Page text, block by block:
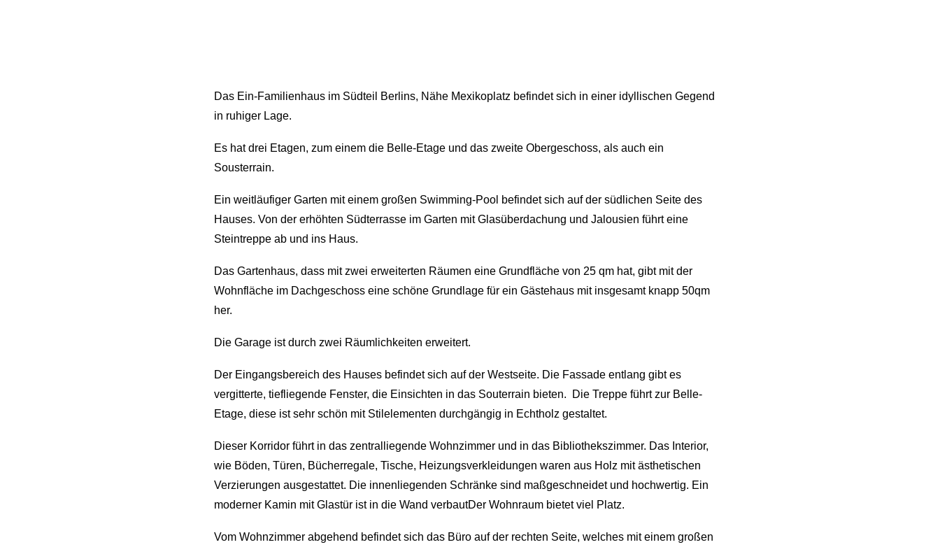
Das Ein-Familienhaus im Südteil Berlins, Nähe Mexikoplatz befindet sich in einer idyllischen Gegend
in ruhiger Lage.
Es hat drei Etagen, zum einem die Belle-Etage und das zweite Obergeschoss, als auch ein
Sousterrain.
Ein weitläufiger Garten mit einem großen Swimming-Pool befindet sich auf der südlichen Seite des
Hauses. Von der erhöhten Südterrasse im Garten mit Glasüberdachung und Jalousien führt eine
Steintreppe ab und ins Haus.
Das Gartenhaus, dass mit zwei erweiterten Räumen eine Grundfläche von 25 qm hat, gibt mit der
Wohnfläche im Dachgeschoss eine schöne Grundlage für ein Gästehaus mit insgesamt knapp 50qm
her.
Die Garage ist durch zwei Räumlichkeiten erweitert.
Der Eingangsbereich des Hauses befindet sich auf der Westseite. Die Fassade entlang gibt es
vergitterte, tiefliegende Fenster, die Einsichten in das Souterrain bieten.
Die Treppe führt zur Belle-
Etage, diese ist sehr schön mit Stilelementen durchgängig in Echtholz gestaltet.
Dieser Korridor führt in das zentralliegende Wohnzimmer und in das Bibliothekszimmer. Das Interior,
wie Böden, Türen, Bücherregale, Tische, Heizungsverkleidungen waren aus Holz mit ästhetischen
Verzierungen ausgestattet. Die innenliegenden Schränke sind maßgeschneidet und hochwertig. Ein
moderner Kamin mit Glastür ist in die Wand verbautDer Wohnraum bietet viel Platz.
Vom Wohnzimmer abgehend befindet sich das Büro auf der rechten Seite, welches mit einem großen